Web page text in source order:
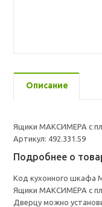
Описание
Ящики МАКСИМЕРА с
Артикул: 492.331.59
Подробнее о
Код кухонного шкафа
Ящики МАКСИМЕРА с
Дверцу можно